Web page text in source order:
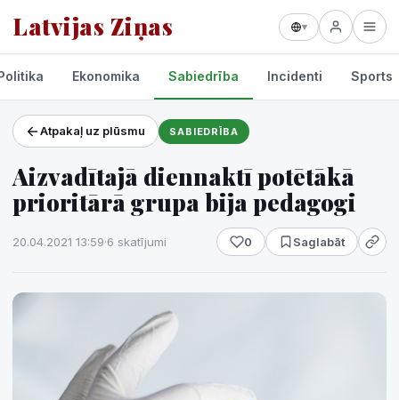
Latvijas Ziņas ▾
Projekti un pakalpojumi
Laikapstākļi
Ekonomika Sabiedrība Incidenti Sports
Atpakaļ uz plūsmu SABIEDRĪBA
Aizvadītajā diennaktī potētākā
prioritārā grupa bija pedagogi
20.04.2021 13:59·6 skatījumi 0 Saglabāt